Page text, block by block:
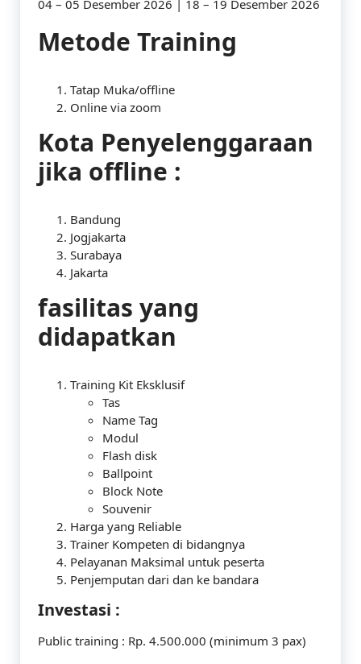
04 – 05 Desember 2026 | 18 – 19 Desember 2026
Metode Training
Tatap Muka/offline
Online via zoom
Kota Penyelenggaraan
jika offline :
Bandung
Jogjakarta
Surabaya
Jakarta
fasilitas yang
didapatkan
Training Kit Eksklusif
Tas
Name Tag
Modul
Flash disk
Ballpoint
Block Note
Souvenir
Harga yang Reliable
Trainer Kompeten di bidangnya
Pelayanan Maksimal untuk peserta
Penjemputan dari dan ke bandara
Investasi :
Public training : Rp. 4.500.000 (minimum 3 pax)